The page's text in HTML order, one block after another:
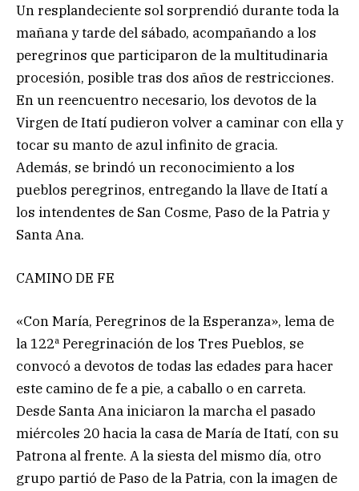
Un resplandeciente sol sorprendió durante toda la
mañana y tarde del sábado, acompañando a los
peregrinos que participaron de la multitudinaria
procesión, posible tras dos años de restricciones.
En un reencuentro necesario, los devotos de la
Virgen de Itatí pudieron volver a caminar con ella y
tocar su manto de azul infinito de gracia.
Además, se brindó un reconocimiento a los
pueblos peregrinos, entregando la llave de Itatí a
los intendentes de San Cosme, Paso de la Patria y
Santa Ana.
CAMINO DE FE
«Con María, Peregrinos de la Esperanza», lema de
la 122ª Peregrinación de los Tres Pueblos, se
convocó a devotos de todas las edades para hacer
este camino de fe a pie, a caballo o en carreta.
Desde Santa Ana iniciaron la marcha el pasado
miércoles 20 hacia la casa de María de Itatí, con su
Patrona al frente. A la siesta del mismo día, otro
grupo partió de Paso de la Patria, con la imagen de